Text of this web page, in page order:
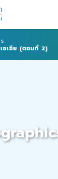
อเชีย (ตอนที่ 2)